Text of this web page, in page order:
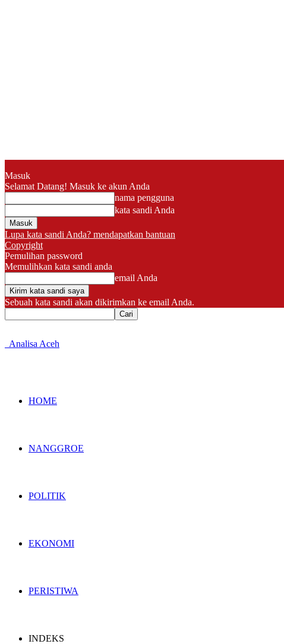
Masuk
Selamat Datang! Masuk ke akun Anda
nama pengguna
kata sandi Anda
Lupa kata sandi Anda? mendapatkan bantuan
Copyright
Pemulihan password
Memulihkan kata sandi anda
email Anda
Sebuah kata sandi akan dikirimkan ke email Anda.
Analisa Aceh
HOME
NANGGROE
POLITIK
EKONOMI
PERISTIWA
INDEKS